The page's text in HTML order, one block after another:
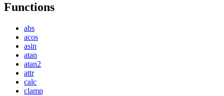
Functions
abs
acos
asin
atan
atan2
attr
calc
clamp